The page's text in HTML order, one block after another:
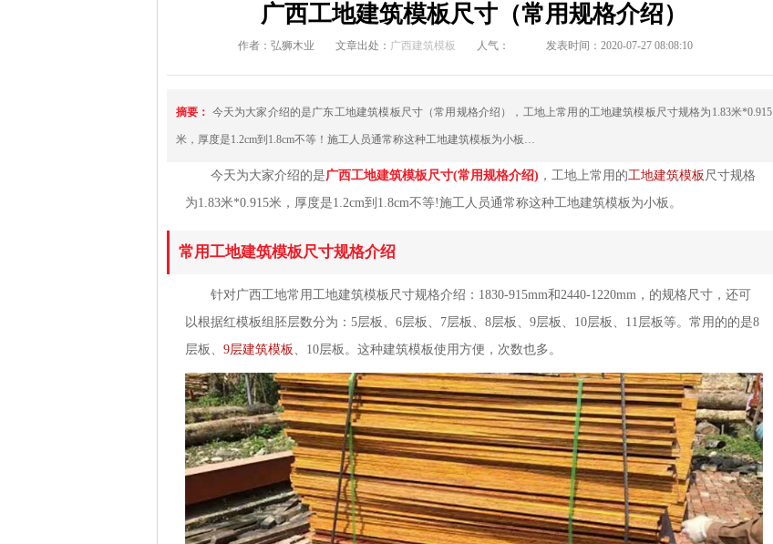
广西工地建筑模板尺寸（常用规格介绍）
作者：弘狮木业 文章出处： 广西建筑模板 人气： 发表时间：2020-07-27 08:08:10
摘要： 今天为大家介绍的是广东工地建筑模板尺寸（常用规格介绍），工地上常用的工地建筑模板尺寸规格为1.83米*0.915
米，厚度是1.2cm到1.8cm不等！施工人员通常称这种工地建筑模板为小板…
今天为大家介绍的是广西工地建筑模板尺寸(常用规格介绍) ，工地上常用的工地建筑模板 尺寸规格
为1.83米*0.915米，厚度是1.2cm到1.8cm不等!施工人员通常称这种工地建筑模板为小板。
常用工地建筑模板尺寸规格介绍
针对广西工地常用工地建筑模板尺寸规格介绍：1830-915mm和2440-1220mm，的规格尺寸，还可
以根据红模板组胚层数分为：5层板、6层板、7层板、8层板、9层板、10层板、11层板等。常用的的是8
层板、 9层建筑模板 、10层板。这种建筑模板使用方便，次数也多。